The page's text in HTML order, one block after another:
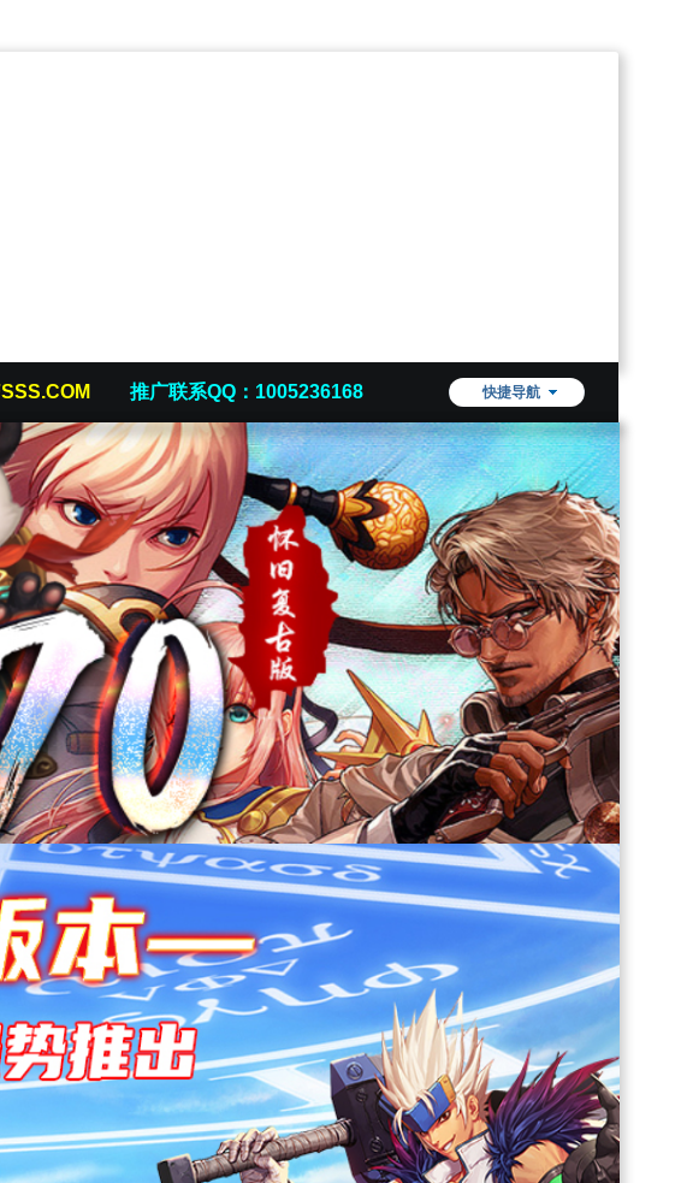
快捷导航
推广联系QQ：1005236168